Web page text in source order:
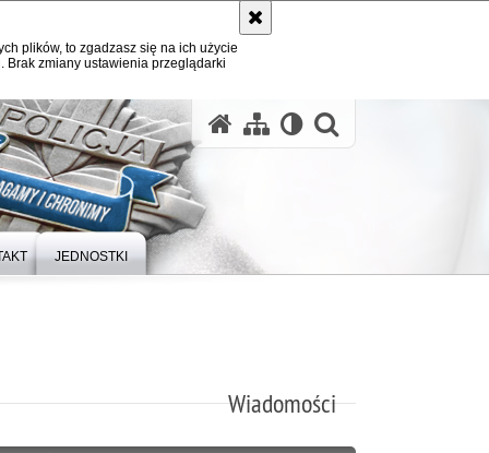
plików, to zgadzasz się na ich użycie
zmiany ustawienia przeglądarki
JEDNOSTKI
Wiadomości